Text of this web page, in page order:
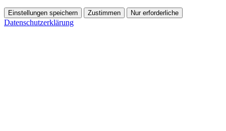
Einstellungen speichern Zustimmen Nur erforderliche
Datenschutzerklärung